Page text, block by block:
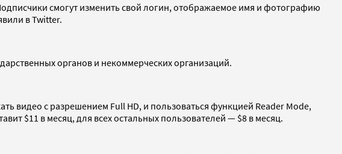
смогут изменить свой логин, отображаемое имя и фотографию
в Twitter.
органов и некоммерческих организаций.
видео с разрешением Full HD, и пользоваться функцией Reader Mode,
$11 в месяц, для всех остальных пользователей — $8 в месяц.